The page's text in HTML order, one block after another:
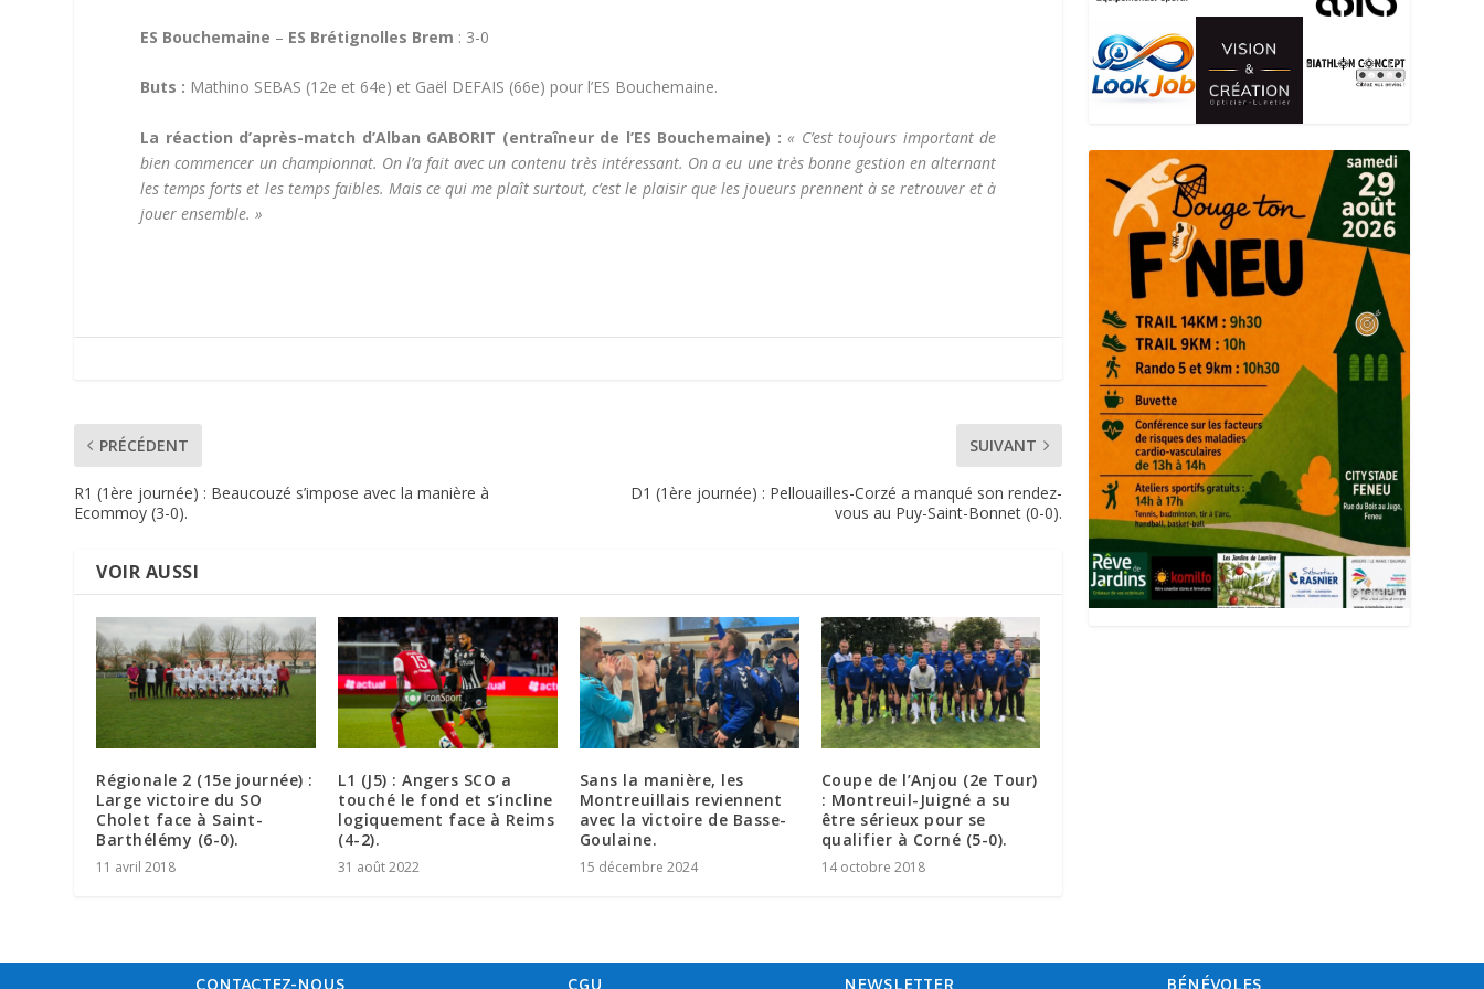
ES Bouchemaine – ES Brétignolles Brem : 3-0
Buts : Mathino SEBAS (12e et 64e) et Gaël DEFAIS (66e) pour l’ES Bouchemaine.
La réaction d’après-match d’Alban GABORIT (entraîneur de l’ES Bouchemaine) : « C’est toujours important de
bien commencer un championnat. On l’a fait avec un contenu très intéressant. On a eu une très bonne gestion en alternant
les temps forts et les temps faibles. Mais ce qui me plaît surtout, c’est le plaisir que les joueurs prennent à se retrouver et à
jouer ensemble. »
PRÉCÉDENT
R1 (1ère journée) : Beaucouzé s’impose avec la manière à
Ecommoy (3-0).
SUIVANT
D1 (1ère journée) : Pellouailles-Corzé a manqué son rendez-
vous au Puy-Saint-Bonnet (0-0).
VOIR AUSSI
Régionale 2 (15e journée) :
Large victoire du SO
Cholet face à Saint-
Barthélémy (6-0).
11 avril 2018
L1 (J5) : Angers SCO a
touché le fond et s’incline
logiquement face à Reims
(4-2).
31 août 2022
Sans la manière, les
Montreuillais reviennent
avec la victoire de Basse-
Goulaine.
15 décembre 2024
Coupe de l’Anjou (2e Tour)
: Montreuil-Juigné a su
être sérieux pour se
qualifier à Corné (5-0).
14 octobre 2018